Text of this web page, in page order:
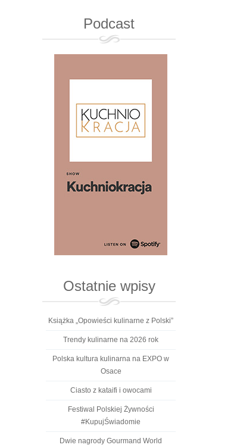
Podcast
Ostatnie wpisy
Książka „Opowieści kulinarne z Polski”
Trendy kulinarne na 2026 rok
Polska kultura kulinarna na EXPO w
Osace
Ciasto z kataifi i owocami
Festiwal Polskiej Żywności
#KupujŚwiadomie
Dwie nagrody Gourmand World